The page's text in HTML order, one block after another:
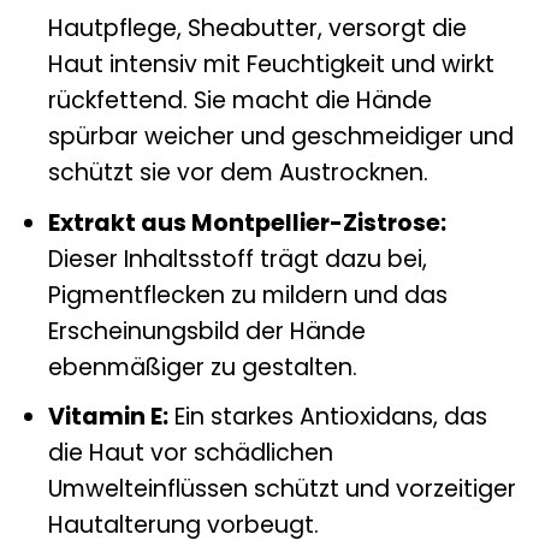
Hautpflege, Sheabutter, versorgt die
Haut intensiv mit Feuchtigkeit und wirkt
rückfettend. Sie macht die Hände
spürbar weicher und geschmeidiger und
schützt sie vor dem Austrocknen.
Extrakt aus Montpellier-Zistrose:
Dieser Inhaltsstoff trägt dazu bei,
Pigmentflecken zu mildern und das
Erscheinungsbild der Hände
ebenmäßiger zu gestalten.
Vitamin E:Ein starkes Antioxidans, das
die Haut vor schädlichen
Umwelteinflüssen schützt und vorzeitiger
Hautalterung vorbeugt.